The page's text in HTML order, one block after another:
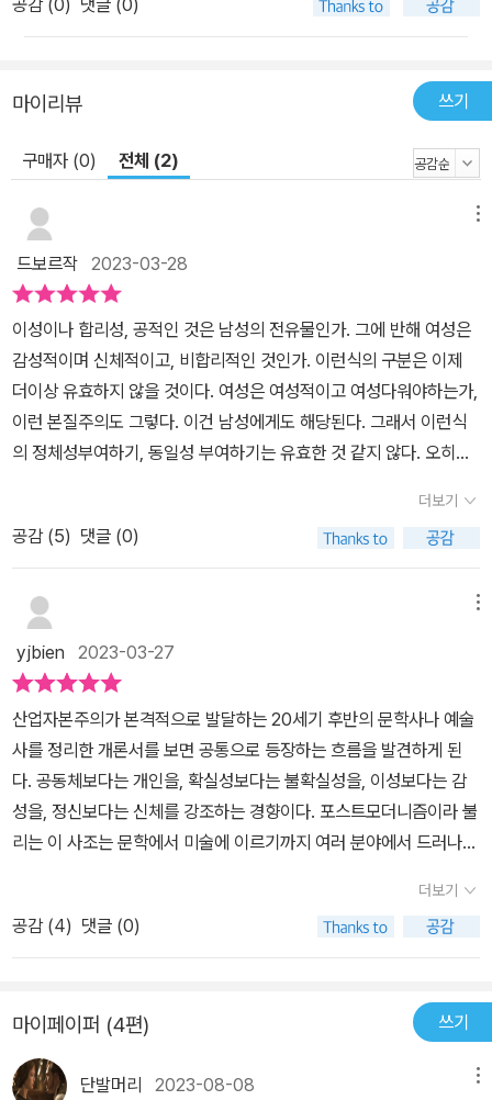
근래 여러 갈래에서 언급되고 있는 신유물론적 페미니즘(new mate
rialist feminism)으로 가는 첫 길목으로서도 유용하다. 신유물론적
페미니즘은 ‘신체성’에 대한 새로운 담론 생산을 통해 근대적 주체를
비판하고 반인간주의와 자연주의를 추구하며 비인간 행위자에 대한
새로운 시각을 제안한다. 또 여‘성’을 특권화하지 않으면서도 여성이
지니는 특수한 저항적 위치성을 긍정한다. 이러한 신유물론적 페미니
즘의 특성은 성을 이분법적으로 정의하지 않는 들뢰즈와 가타리 철학
의 근간과도 일맥상통한다. 이 책은 로지 브라이도티, 엘리자베스 그
로츠, 카렌 바라드, 제인 베넷 등 들뢰즈 철학을 전유한 페미니스트는
물론이고 브뤼노 라투르의 영향을 받은 도나 해러웨이, 들뢰즈를 직
접적으로 경유하지는 않았지만 과학·기후·환경의 관계를 ‘횡단-신체
성’(transcorporeality)으로 개념화한 생태주의 페미니스트 스테이
마이리뷰 쓰기
구매자 (0) 전체 (2)
드보르작 2023-03-28
이성이나 합리성, 공적인 것은 남성의 전유물인가. 그에 반해 여성은
감성적이며 신체적이고, 비합리적인 것인가. 이런식의 구분은 이제
더이상 유효하지 않을 것이다. 여성은 여성적이고 여성다워야하는가,
이런 본질주의도 그렇다. 이건 남성에게도 해당된다. 그래서 이런식
의 정체성부여하기, 동일성 부여하기는 유효한 것 같지 않다. 오히려
의 성만 있는 게 아니다. 세상은 이제 남근중심적이거나 이성중심적,
인간중심적으로 설명될 수 없다. 우리는 존재에 접근할 때 보다 리좀
적이며 민주적으로 접근할 필요가 있을 것이다. 세상에는 백인 남성
만 존재하는 것도 아니고 중산층 여성만 존재하는 것도 아니다. 하지
금 격차도 엄연히 존재한다. 우리는 어디로 가야할까. 이건 페미니즘
만의 문제는 아니다. 하지만 페미니즘에서 시작할 수는 있을 것이다,
여러 사회, 정치적 문제들과의 교차점에서. 이 책은 그동안의 페미니
즘 물결을 일별하며 들뢰즈의 되기, 다양체, 분열분석 등의 방법론을
가져와 페미니즘의 확장을 시도하고 있다. 버틀러나 브라이도티 등의
이론가들은 들뢰즈와 경쟁하며 또 비판적으로 수용하며 자신의 관점
을 내세운다. 새로운 페미니즘(지각불가능성의 페미니즘)에 관심있
더보기
공감 (5) 댓글 (0)
yjbien 2023-03-27
산업자본주의가 본격적으로 발달하는 20세기 후반의 문학사나 예술
사를 정리한 개론서를 보면 공통으로 등장하는 흐름을 발견하게 된
다. 공동체보다는 개인을, 확실성보다는 불확실성을, 이성보다는 감
성을, 정신보다는 신체를 강조하는 경향이다. 포스트모더니즘이라 불
리는 이 사조는 문학에서 미술에 이르기까지 여러 분야에서 드러나는
이 그 특징이다. 과문하지만, 내가 아는 문학에서의 포스트모더니
즘 작품을 꼽는다면, 나는 사뮈엘 베케트의 소설을 들고싶다. 일정
한 플롯없이 처음부터 끝까지 웅얼거리기만 하는 <몰로이>는 소설적
설인가 라며 툴툴댈 정도다. 하지만 맥락없이 웅얼대는 몰로이의 독
백을 읽다보면 나도 모르게 몰로이처럼 이리저리 헤매도는 일상의 내
모습을 발견한 기분이 든다. 몰로이는 어머니를 찾아 떠나는 여정을
더보기
공감 (4) 댓글 (0)
마이페이퍼 (4편) 쓰기
단발머리 2023-08-08